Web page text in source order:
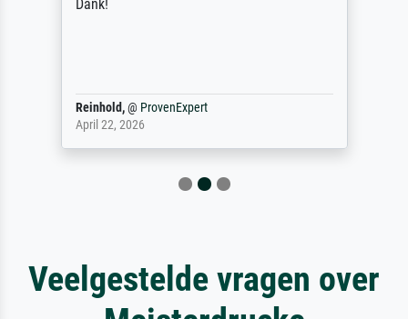
Dank!
Reinhold,@ ProvenExpert
April 22, 2026
Veelgestelde vragen over